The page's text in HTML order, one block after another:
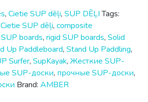
, Cietie SUP dēļi, SUP DĒĻI Tags:
Cietie SUP dēļi, composite
boards, rigid SUP boards, Solid
Up Paddleboard, Stand Up Paddling,
Surfer, SupKayak, Жесткие SUP-
SUP-доски, прочные SUP-доски,
Brand: AMBER